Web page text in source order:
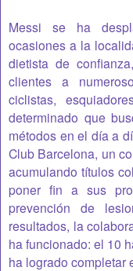
Messi se ha
ocasiones a la
dietista de
clientes a
ciclistas,
determinado que
métodos en el día a
Club Barcelona, un
acumulando títulos
poner fin a sus
prevención de
resultados, la
ha funcionado: el 10
ha logrado completar